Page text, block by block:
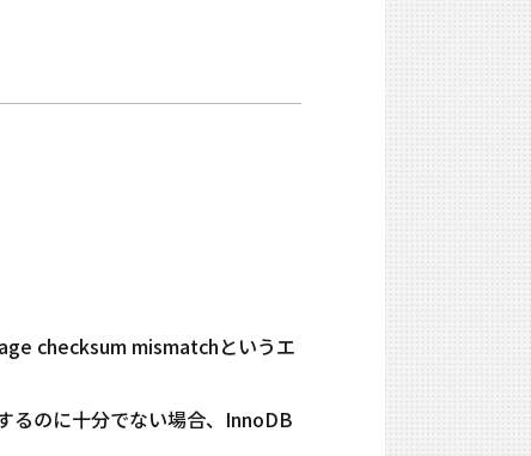
checksum mismatchというエ
のに十分でない場合、InnoDB